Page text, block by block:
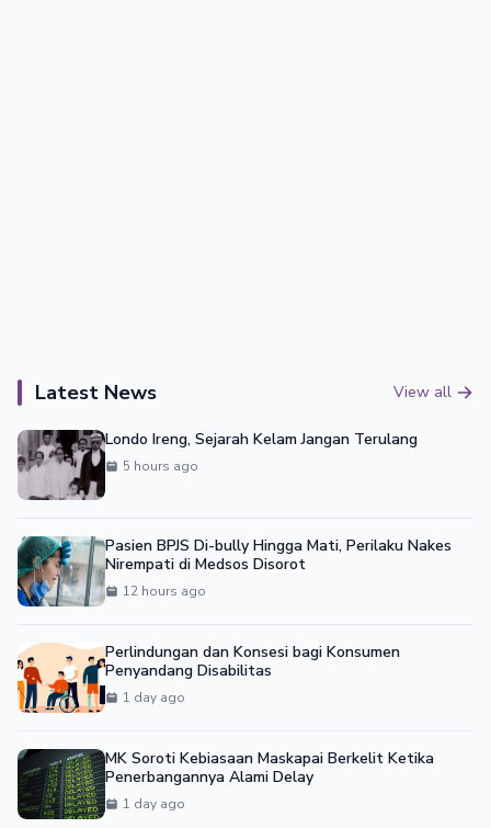
Latest News View all
Londo Ireng, Sejarah Kelam Jangan Terulang
5 hours ago
Pasien BPJS Di-bully Hingga Mati, Perilaku Nakes
Nirempati di Medsos Disorot
12 hours ago
Perlindungan dan Konsesi bagi Konsumen
Penyandang Disabilitas
1 day ago
MK Soroti Kebiasaan Maskapai Berkelit Ketika
Penerbangannya Alami Delay
1 day ago